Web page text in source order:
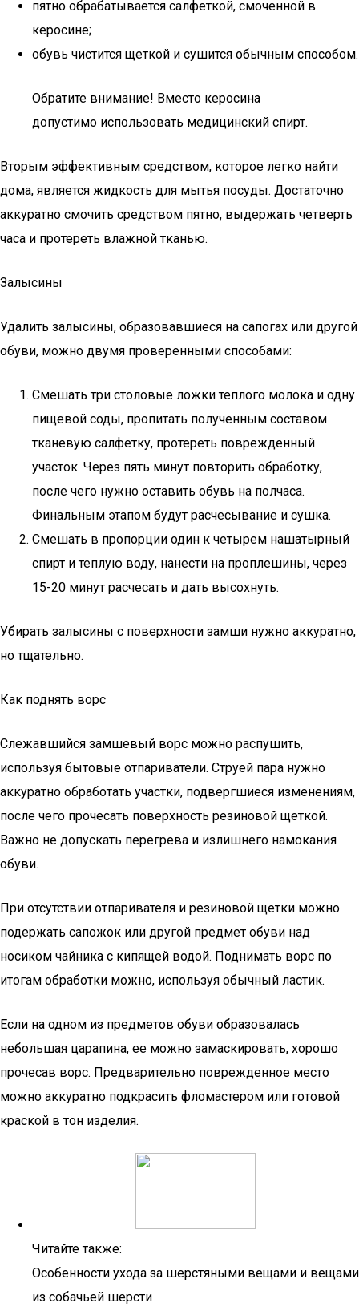
пятно обрабатывается салфеткой, смоченной в
керосине;
обувь чистится щеткой и сушится обычным способом.
Обратите внимание! Вместо керосина
допустимо использовать медицинский спирт.
Вторым эффективным средством, которое легко найти
дома, является жидкость для мытья посуды. Достаточно
аккуратно смочить средством пятно, выдержать четверть
часа и протереть влажной тканью.
Залысины
Удалить залысины, образовавшиеся на сапогах или другой
обуви, можно двумя проверенными способами:
Смешать три столовые ложки теплого молока и одну
пищевой соды, пропитать полученным составом
тканевую салфетку, протереть поврежденный
участок. Через пять минут повторить обработку,
после чего нужно оставить обувь на полчаса.
Финальным этапом будут расчесывание и сушка.
Смешать в пропорции один к четырем нашатырный
спирт и теплую воду, нанести на проплешины, через
15-20 минут расчесать и дать высохнуть.
Убирать залысины с поверхности замши нужно аккуратно,
но тщательно.
Как поднять ворс
Слежавшийся замшевый ворс можно распушить,
используя бытовые отпариватели. Струей пара нужно
аккуратно обработать участки, подвергшиеся изменениям,
после чего прочесать поверхность резиновой щеткой.
Важно не допускать перегрева и излишнего намокания
обуви.
При отсутствии отпаривателя и резиновой щетки можно
подержать сапожок или другой предмет обуви над
носиком чайника с кипящей водой. Поднимать ворс по
итогам обработки можно, используя обычный ластик.
Если на одном из предметов обуви образовалась
небольшая царапина, ее можно замаскировать, хорошо
прочесав ворс. Предварительно поврежденное место
можно аккуратно подкрасить фломастером или готовой
краской в тон изделия.
Читайте также:
Особенности ухода за шерстяными вещами и вещами
из собачьей шерсти